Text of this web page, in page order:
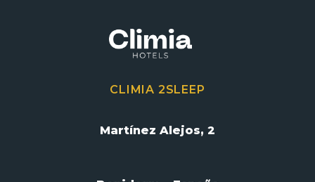
CLIMIA 2SLEEP
Martínez Alejos, 2